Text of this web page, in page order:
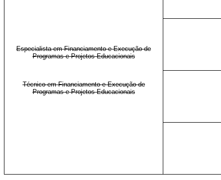
Especialista em Financiamento e Execução de
Programas e Projetos Educacionais
Técnico em Financiamento e Execução de
Programas e Projetos Educacionais